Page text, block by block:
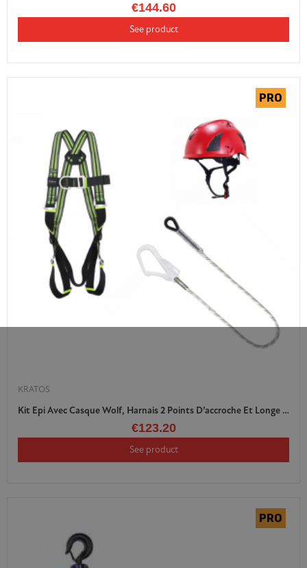
€144.60
See product
KRATOS
Kit Epi Avec Casque Wolf, Harnais 2 Points D’accroche Et Longe Tressée En Polyamide Avec Mousqueton
€123.20
See product